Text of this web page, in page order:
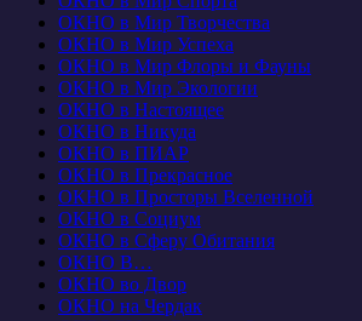
ОКНО в Мир Творчества
ОКНО в Мир Успеха
ОКНО в Мир Флоры и Фауны
ОКНО в Мир Экологии
ОКНО в Настоящее
ОКНО в Никуда
ОКНО в ПИАР
ОКНО в Прекрасное
ОКНО в Просторы Вселенной
ОКНО в Социум
ОКНО в Сферу Обитания
ОКНО В…
ОКНО во Двор
ОКНО на Чердак